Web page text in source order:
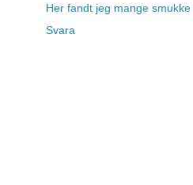
Her fandt jeg mange
Svara